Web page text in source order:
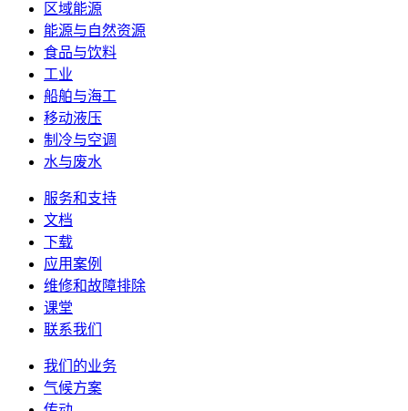
区域能源
能源与自然资源
食品与饮料
工业
船舶与海工
移动液压
制冷与空调
水与废水
服务和支持
文档
下载
应用案例
维修和故障排除
课堂
联系我们
我们的业务
气候方案